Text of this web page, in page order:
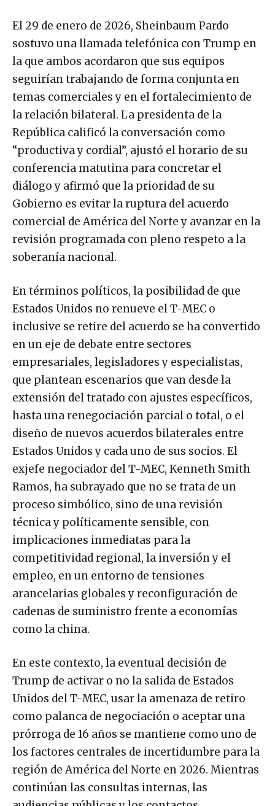
El 29 de enero de 2026, Sheinbaum Pardo
sostuvo una llamada telefónica con Trump en
la que ambos acordaron que sus equipos
seguirían trabajando de forma conjunta en
temas comerciales y en el fortalecimiento de
la relación bilateral. La presidenta de la
República calificó la conversación como
“productiva y cordial”, ajustó el horario de su
conferencia matutina para concretar el
diálogo y afirmó que la prioridad de su
Gobierno es evitar la ruptura del acuerdo
comercial de América del Norte y avanzar en la
revisión programada con pleno respeto a la
soberanía nacional.
En términos políticos, la posibilidad de que
Estados Unidos no renueve el T-MEC o
inclusive se retire del acuerdo se ha convertido
en un eje de debate entre sectores
empresariales, legisladores y especialistas,
que plantean escenarios que van desde la
extensión del tratado con ajustes específicos,
hasta una renegociación parcial o total, o el
diseño de nuevos acuerdos bilaterales entre
Estados Unidos y cada uno de sus socios. El
exjefe negociador del T-MEC, Kenneth Smith
Ramos, ha subrayado que no se trata de un
proceso simbólico, sino de una revisión
técnica y políticamente sensible, con
implicaciones inmediatas para la
competitividad regional, la inversión y el
empleo, en un entorno de tensiones
arancelarias globales y reconfiguración de
cadenas de suministro frente a economías
como la china.
En este contexto, la eventual decisión de
Trump de activar o no la salida de Estados
Unidos del T-MEC, usar la amenaza de retiro
como palanca de negociación o aceptar una
prórroga de 16 años se mantiene como uno de
los factores centrales de incertidumbre para la
región de América del Norte en 2026. Mientras
continúan las consultas internas, las